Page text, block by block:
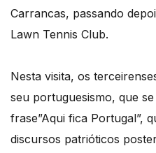
Carrancas, passando
Lawn Tennis Club.
Nesta visita, os
seu portuguesismo, que
frase”Aqui fica Portugal”,
discursos patrióticos